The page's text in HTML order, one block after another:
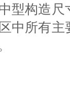
型构造尺
中所有主